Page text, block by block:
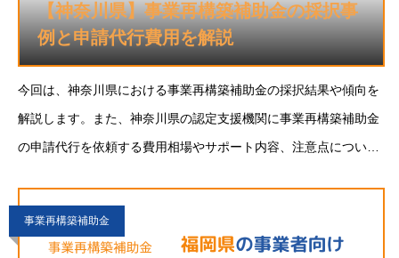
【神奈川県】事業再構築補助金の採択事
例と申請代行費用を解説
今回は、神奈川県における事業再構築補助金の採択結果や傾向を
解説します。また、神奈川県の認定支援機関に事業再構築補助金
の申請代行を依頼する費用相場やサポート内容、注意点について
検討の方の参考になれば幸いです。事業再構築補
事業再構築補助金